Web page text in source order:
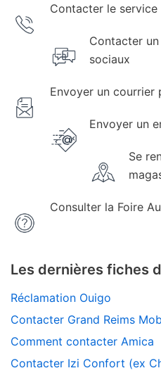
Contacter le
Contacter
sociaux
Envoyer un courrier
Envoyer un
Se
Consulter la Foire
Les dernières fiches
Réclamation Ouigo
Contacter Grand Reims
Comment contacter Amica
Contacter Izi Confort (ex